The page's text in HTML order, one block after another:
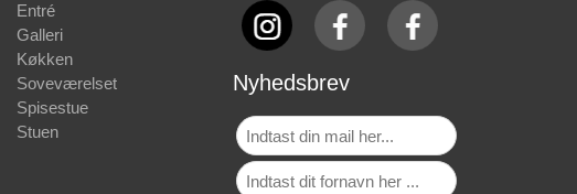
Entré
Galleri
Køkken
Soveværelset
Spisestue
Stuen
Nyhedsbrev